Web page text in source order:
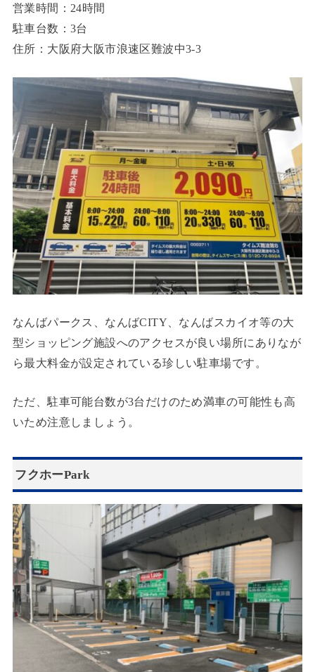
営業時間：24時間
駐車台数：3台
住所：大阪府大阪市浪速区難波中3-3
なんばパークス、なんばCITY、なんばスカイオ等の大
型ショッピング施設へのアクセスが良い場所にありなが
ら最大料金が設定されている珍しい駐車場です。
ただ、駐車可能台数が3台だけのため満車の可能性も高
いため注意しましょう。
フクホーPark